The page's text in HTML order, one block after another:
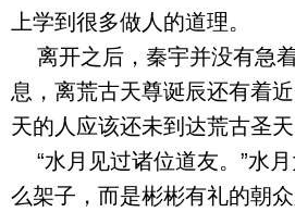
上学到很多做人的道理。
离开之后，秦宇并没有急
息，离荒古天尊诞辰还有着
天的人应该还未到达荒古圣天
“水月见过诸位道友。”水
么架子，而是彬彬有礼的朝众